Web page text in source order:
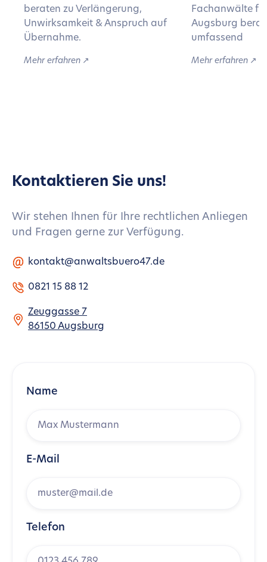
beraten zu Verlängerung,
Unwirksamkeit & Anspruch auf
Übernahme.
Mehr erfahren ↗︎
Fachanwälte
Augsburg
umfassend
Mehr erfahren ↗︎
Kontaktieren Sie uns!
Wir stehen Ihnen für Ihre rechtlichen Anliegen
und Fragen gerne zur Verfügung.
kontakt@anwaltsbuero47.de
0821 15 88 12
Zeuggasse 7
86150 Augsburg
Name
E-Mail
Telefon